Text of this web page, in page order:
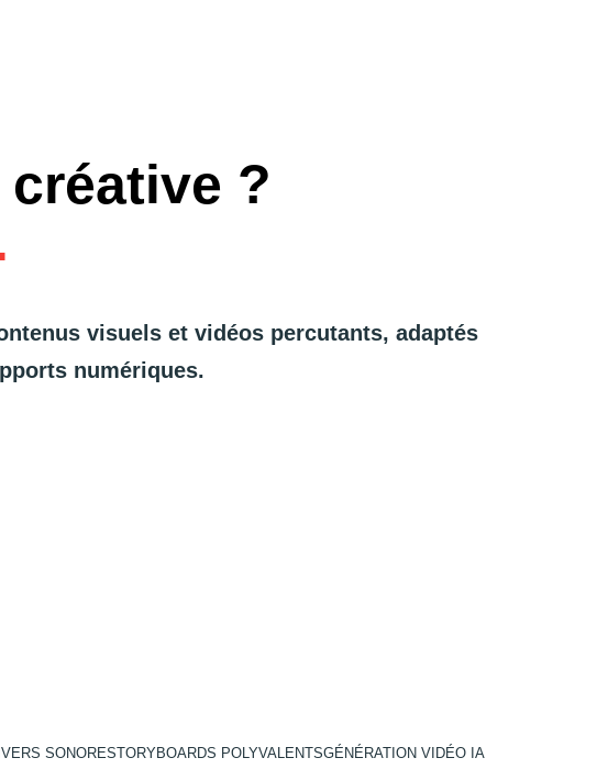
?
visuels et vidéos percutants, adaptés
numériques.
SONORESTORYBOARDS POLYVALENTSGÉNÉRATION VIDÉO IA